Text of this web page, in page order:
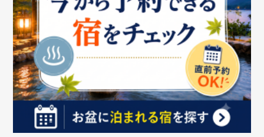
お問い合わせ消費税の表示 ウェブアクセシビリティの取り組み
個人情報保護ポリシープライバシーポータル
Cookieポリシー
特定商取引法に基づく表記情報セキュリティ基本方針
商標について BIGLOBEトップ
Copyright ©BIGLOBE Inc. 2026.All rights reserved.